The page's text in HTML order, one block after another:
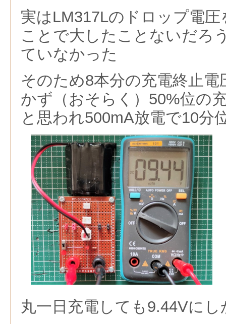
実はLM317Lのドロップ電
ことで大したことないだろ
ていなかった
そのため8本分の充電終止
かず（おそらく）50%位の
と思われ500mA放電で10分
丸一日充電しても9.44Vに